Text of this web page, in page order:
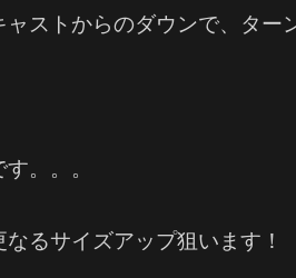
ャストからのダウンで、ター
。。。
なるサイズアップ狙います！